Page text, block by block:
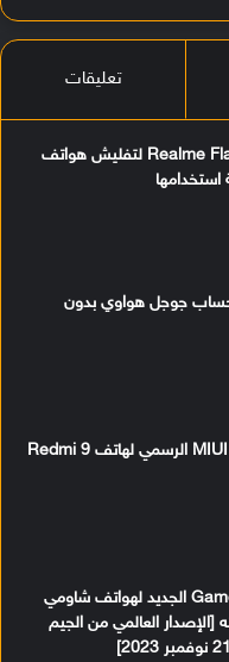
تعليقات
تحميل أداة Realme Flash Tool لتفليش هواتف
جوجل هواوي بدون
تحميل تحديث MIUI 12.5 الرسمي لهاتف Redmi 9
تحميل Game Turbo 5.0 الجديد لهواتف شاومي
[الإصدار العالمي من الجيم